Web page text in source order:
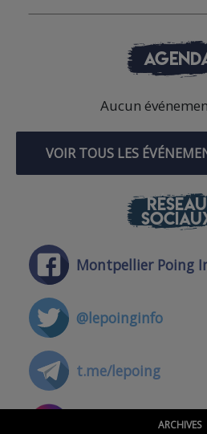
Aucun
VOIR TOUS LES
Montpellier Poing
@lepoinginfo
t.me/lepoing
ARCHIVES